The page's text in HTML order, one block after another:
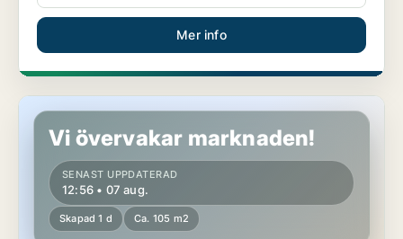
Mer info
Lägenhet i Malmö
Vi övervakar marknaden!
SENAST UPPDATERAD
12:56 • 07 aug.
Skapad 1 d Ca. 105 m2